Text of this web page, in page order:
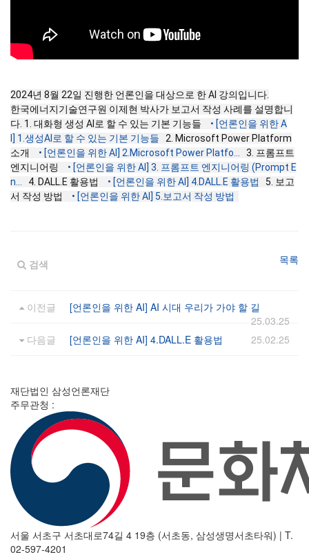
2024년 8월 22일 진행한 언론인을 대상으로 한 AI 강의입니다.
한국에너지기술연구원 이제현 박사가 보고서 작성 사례를 설명합니
다. 1. 대화형 생성 AI로 할 수 있는 기본 기능들
• [언론인을 위한 A
I] 1.생성AI로 할 수 있는 기본 기능들
2. Microsoft Power Platform
소개
• [언론인을 위한 AI] 2.Microsoft Power Platfo...
3. 프롬프트
엔지니어링
• [언론인을 위한 AI] 3. 프롬프트 엔지니어링 (Prompt E
n...
4. DALL.E 활용법 • [언론인을 위한 AI] 4.DALL.E 활용법
5. 보고
서 작성 방법
• [언론인을 위한 AI] 5.보고서 작성 방법
검색 목록
이전글
[언론인을 위한 AI] AI 시대 우리가 가야 할 길
25.03.25
다음글
[언론인을 위한 AI] 4.DALL.E 활용법 25.02.25
재단법인 삼성언론재단
주무관청 :
서울 서초구 서초대로74길 4 19층 (서초동, 삼성생명서초타워) | T.
02-597-4201